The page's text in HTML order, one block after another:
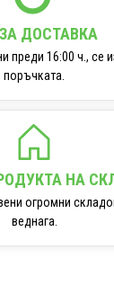
ДОСТАВКА
преди 16:00 ч., се
поръчката.
НА
огромни
веднага.